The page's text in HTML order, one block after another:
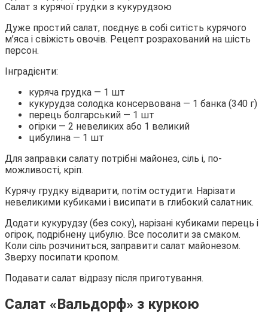
Салат з курячої грудки з кукурудзою
Дуже простий салат, поєднує в собі ситість курячого
м’яса і свіжість овочів. Рецепт розрахований на шість
персон.
Інградієнти:
куряча грудка — 1 шт
кукурудза солодка консервована — 1 банка (340 г)
перець болгарський — 1 шт
огірки — 2 невеликих або 1 великий
цибулина — 1 шт
Для заправки салату потрібні майонез, сіль і, по-
можливості, кріп.
Курячу грудку відварити, потім остудити. Нарізати
невеликими кубиками і висипати в глибокий салатник.
Додати кукурудзу (без соку), нарізані кубиками перець і
огірок, подрібнену цибулю. Все посолити за смаком.
Коли сіль розчиниться, заправити салат майонезом.
Зверху посипати кропом.
Подавати салат відразу після приготування.
Салат «Вальдорф» з куркою